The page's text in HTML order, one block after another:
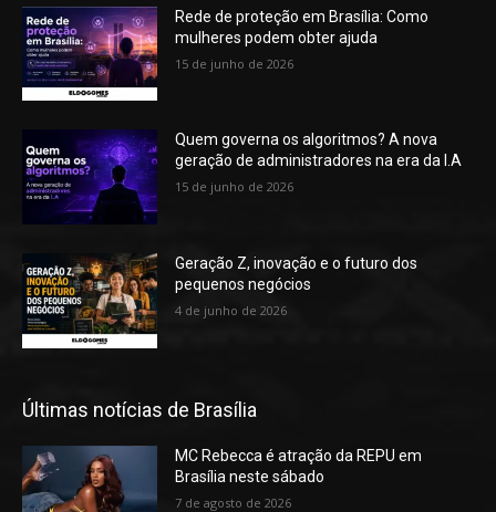
Rede de proteção em Brasília: Como
mulheres podem obter ajuda
15 de junho de 2026
Quem governa os algoritmos? A nova
geração de administradores na era da I.A
15 de junho de 2026
Geração Z, inovação e o futuro dos
pequenos negócios
4 de junho de 2026
Últimas notícias de Brasília
MC Rebecca é atração da REPU em
Brasília neste sábado
7 de agosto de 2026